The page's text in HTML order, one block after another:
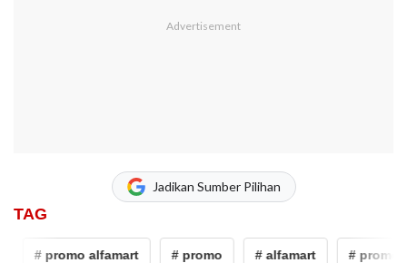
Jadikan Sumber Pilihan
TAG
# promo alfamart # promo # alfamart # promo